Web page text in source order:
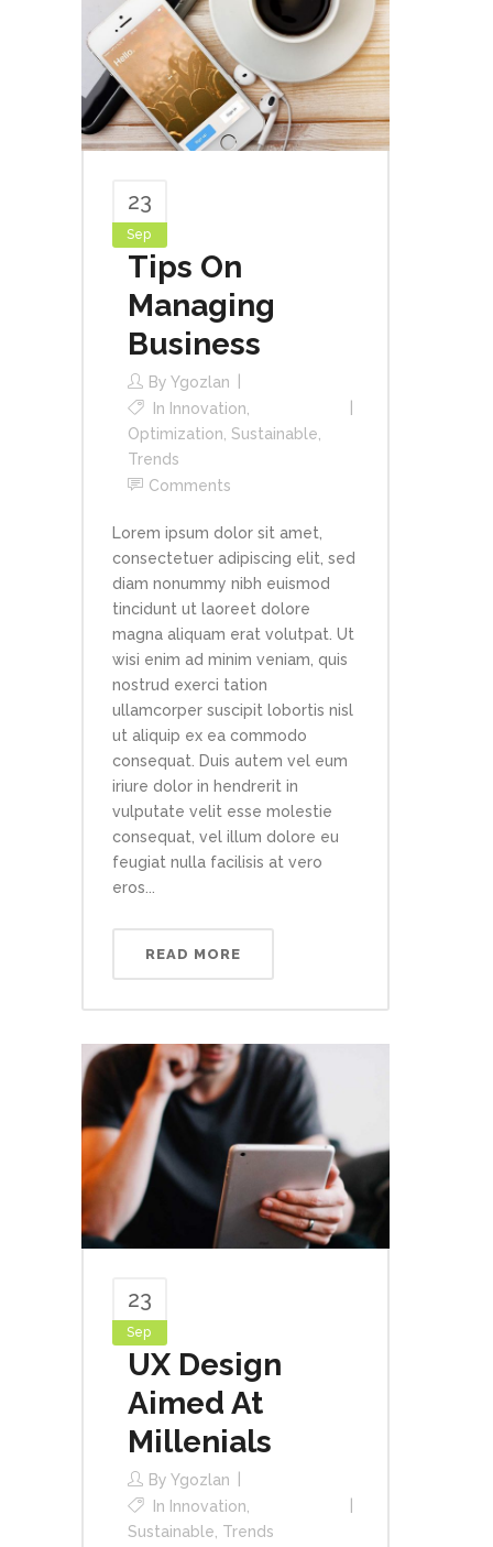
23
Sep
Tips On
Managing
Business
By Ygozlan
In Innovation
Optimization Sustainable
Trends
Comments
Lorem ipsum dolor sit amet,
consectetuer adipiscing elit, sed
diam nonummy nibh euismod
tincidunt ut laoreet dolore
magna aliquam erat volutpat. Ut
wisi enim ad minim veniam, quis
nostrud exerci tation
ullamcorper suscipit lobortis nisl
ut aliquip ex ea commodo
consequat. Duis autem vel eum
iriure dolor in hendrerit in
vulputate velit esse molestie
consequat, vel illum dolore eu
feugiat nulla facilisis at vero
eros...
READ MORE
23
Sep
UX Design
Aimed At
Millenials
By Ygozlan
In Innovation
Sustainable Trends